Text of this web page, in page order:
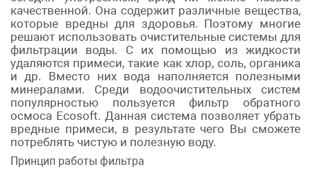
качественной. Она содержит различные вещества,
которые вредны для здоровья. Поэтому многие
решают использовать очистительные системы для
фильтрации воды. С их помощью из жидкости
удаляются примеси, такие как хлор, соль, органика
и др. Вместо них вода наполняется полезными
минералами. Среди водоочистительных систем
популярностью пользуется фильтр обратного
осмоса Ecosoft. Данная система позволяет убрать
вредные примеси, в результате чего Вы сможете
потреблять чистую и полезную воду.
Принцип работы фильтра